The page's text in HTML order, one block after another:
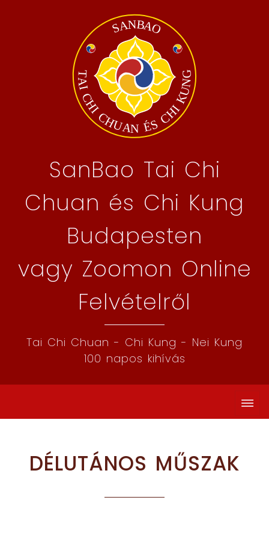
SanBao Tai Chi
Chuan és Chi Kung
Budapesten
vagy Zoomon Online
Felvételről
Tai Chi Chuan - Chi Kung - Nei Kung
100 napos kihívás
DÉLUTÁNOS MŰSZAK